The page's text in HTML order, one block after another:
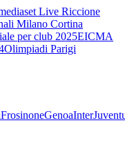
Live Riccione
Milano Cortina
per club 2025EICMA
Olimpiadi Parigi
FrosinoneGenoaInter